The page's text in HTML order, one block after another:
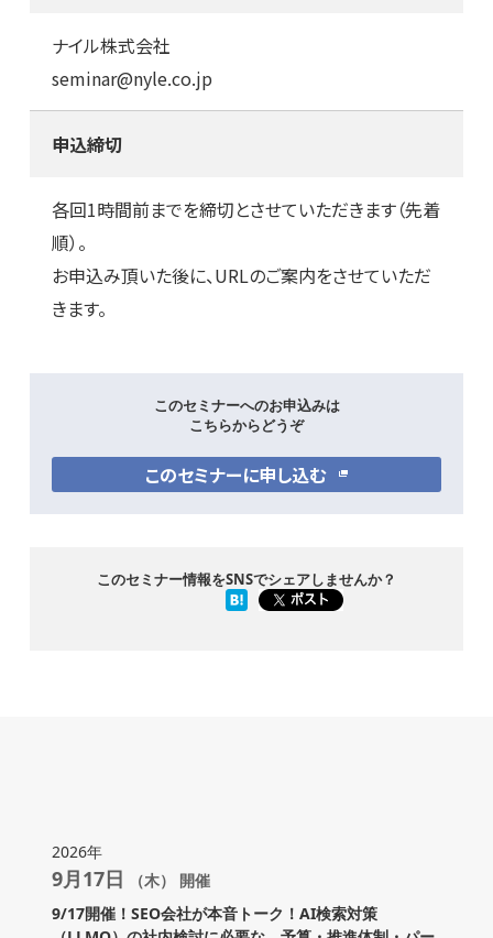
ナイル株式会社
seminar@nyle.co.jp
申込締切
各回1時間前までを締切とさせていただきます（先着
順）。
お申込み頂いた後に、URLのご案内をさせていただ
きます。
このセミナーへのお申込みは
こちらからどうぞ
このセミナーに申し込む
このセミナー情報をSNSでシェアしませんか？
2026年
9月17日 （木） 開催
9/17開催！SEO会社が本音トーク！AI検索対策